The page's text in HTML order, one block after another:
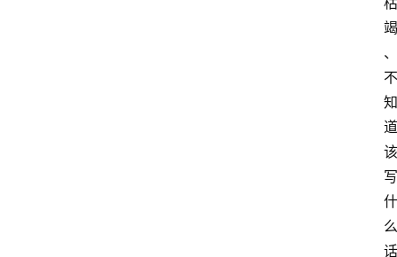
竭
、
不
知
道
该
写
什
么
话